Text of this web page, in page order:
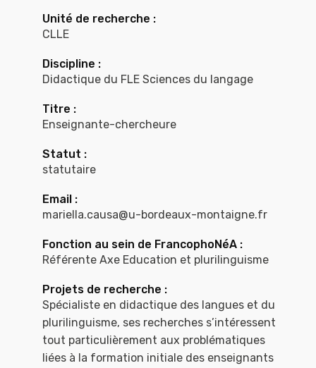
Unité de recherche :
CLLE
Discipline :
Didactique du FLE Sciences du langage
Titre :
Enseignante-chercheure
Statut :
statutaire
Email :
mariella.causa@u-bordeaux-montaigne.fr
Fonction au sein de FrancophoNéA :
Référente Axe Education et plurilinguisme
Projets de recherche :
Spécialiste en didactique des langues et du
plurilinguisme, ses recherches s’intéressent
tout particulièrement aux problématiques
liées à la formation initiale des enseignants